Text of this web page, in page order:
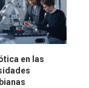
en las